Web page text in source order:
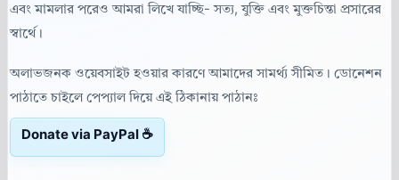
এবং মামলার পরেও আমরা লিখে যাচ্ছি- সত্য, যুক্তি এবং মুক্তচিন্তা প্রসারের
স্বার্থে।
অলাভজনক ওয়েবসাইট হওয়ার কারণে আমাদের সামর্থ্য সীমিত। ডোনেশন
পাঠাতে চাইলে পেপ্যাল দিয়ে এই ঠিকানায় পাঠানঃ
Donate via PayPal ☕